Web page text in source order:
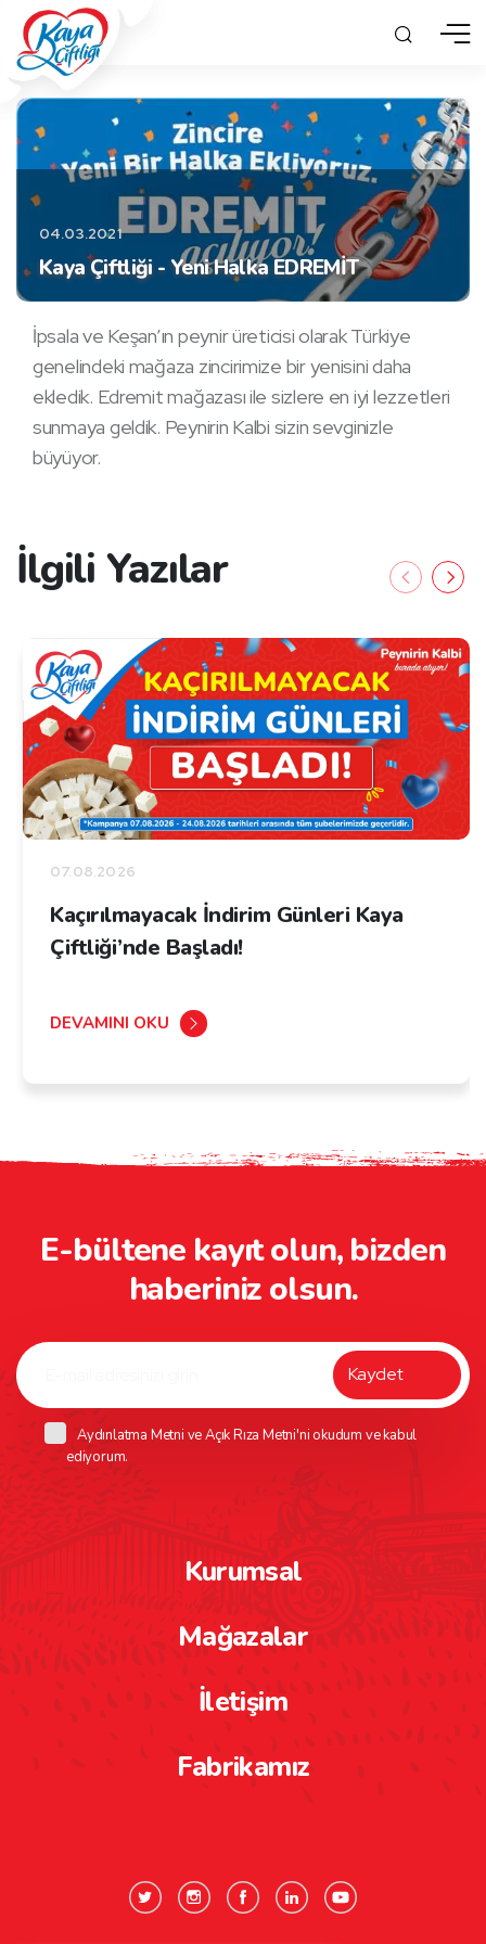
04.03.2021
Kaya Çiftliği - Yeni Halka EDREMİT
İpsala ve Keşan’ın peynir üreticisi olarak Türkiye
genelindeki mağaza zincirimize bir yenisini daha
ekledik. Edremit mağazası ile sizlere en iyi lezzetleri
sunmaya geldik. Peynirin Kalbi sizin sevginizle
büyüyor.
İlgili Yazılar
07.08.2026
Kaçırılmayacak İndirim Günleri Kaya
Çiftliği’nde Başladı!
DEVAMINI OKU
E-bültene kayıt olun, bizden
haberiniz olsun.
Aydınlatma Metni veAçık Rıza Metni'ni okudum ve kabul
ediyorum.
Kurumsal
Mağazalar
İletişim
Fabrikamız